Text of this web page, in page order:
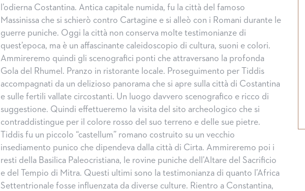
l’odierna Costantina. Antica capitale numida, fu la città del famoso
Massinissa che si schierò contro Cartagine e si alleò con i Romani durante le
guerre puniche. Oggi la città non conserva molte testimonianze di
quest’epoca, ma è un affascinante caleidoscopio di cultura, suoni e colori.
Ammireremo quindi gli scenografici ponti che attraversano la profonda
Gola del Rhumel. Pranzo in ristorante locale. Proseguimento per Tiddis
accompagnati da un delizioso panorama che si apre sulla città di Costantina
e sulle fertili vallate circostanti. Un luogo davvero scenografico e ricco di
suggestione. Quindi effettueremo la visita del sito archeologico che si
contraddistingue per il colore rosso del suo terreno e delle sue pietre.
Tiddis fu un piccolo “castellum” romano costruito su un vecchio
insediamento punico che dipendeva dalla città di Cirta. Ammireremo poi i
resti della Basilica Paleocristiana, le rovine puniche dell’Altare del Sacrificio
e del Tempio di Mitra. Questi ultimi sono la testimonianza di quanto l’Africa
Settentrionale fosse influenzata da diverse culture. Rientro a Constantina,